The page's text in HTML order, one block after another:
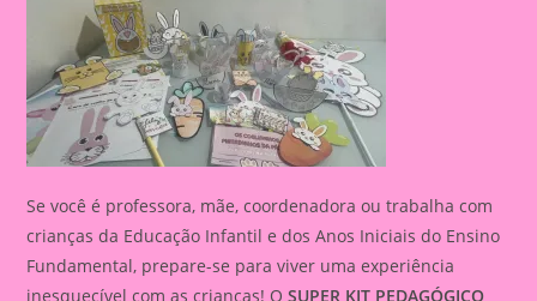
Se você é professora, mãe, coordenadora ou trabalha com
crianças da Educação Infantil e dos Anos Iniciais do Ensino
Fundamental, prepare-se para viver uma experiência
inesquecível com as crianças! OSUPER KIT PEDAGÓGICO